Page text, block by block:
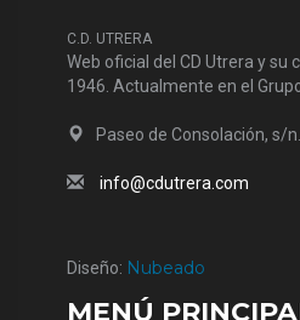
C.D. UTRERA
Web oficial del CD Utrera y su
1946. Actualmente en el Grupo
Paseo de Consolación, s/
info@cdutrera.com
Diseño: Nubeado
MENÚ